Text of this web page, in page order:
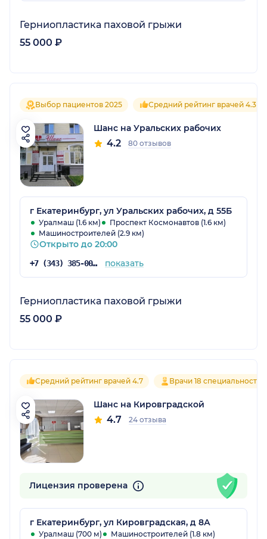
Герниопластика паховой грыжи
55 000 ₽
Выбор пациентов 2025 Средний рейтинг врачей 4.3
Шанс на Уральских рабочих
4.2 80 отзывов
г Екатеринбург, ул Уральских рабочих, д 55Б
Уралмаш (1.6 км)
Проспект Космонавтов (1.6 км)
Машиностроителей (2.9 км)
Открыто до 20:00
+7 (343) 385-00-01 показать
Герниопластика паховой грыжи
55 000 ₽
Средний рейтинг врачей 4.7 Врачи 18 специальностей
Шанс на Кировградской
4.7 24 отзыва
Лицензия проверена
г Екатеринбург, ул Кировградская, д 8А
Уралмаш (700 м)
Машиностроителей (1.8 км)